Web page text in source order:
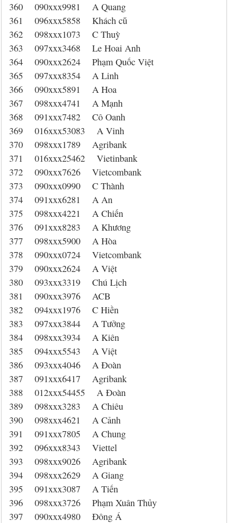
360 090xxx9981 A Quang
361 096xxx5858 Khách cũ
362 098xxx1073 C Thuỳ
363 097xxx3468 Le Hoai Anh
364 090xxx2624 Phạm Quốc Việt
365 097xxx8354 A Linh
366 090xxx5891 A Hoa
367 098xxx4741 A Mạnh
368 091xxx7482 Cô Oanh
369 016xxx53083 A Vinh
370 098xxx1789 Agribank
371 016xxx25462 Vietinbank
372 090xxx7626 Vietcombank
373 090xxx0990 C Thành
374 091xxx6281 A An
375 098xxx4221 A Chiến
376 091xxx8283 A Khương
377 098xxx5900 A Hòa
378 090xxx0724 Vietcombank
379 090xxx2624 A Việt
380 093xxx3319 Chú Lịch
381 090xxx3976 ACB
382 094xxx1976 C Hiền
383 097xxx3844 A Tưởng
384 098xxx3934 A Kiên
385 094xxx5543 A Việt
386 093xxx4046 A Đoàn
387 091xxx6417 Agribank
388 012xxx54455 A Đoàn
389 098xxx3283 A Chiêu
390 098xxx4621 A Cảnh
391 091xxx7805 A Chung
392 096xxx8343 Viettel
393 098xxx9026 Agribank
394 098xxx2629 A Giang
395 091xxx3087 A Tiến
396 098xxx3726 Phạm Xuân Thủy
397 090xxx4980 Đông Á